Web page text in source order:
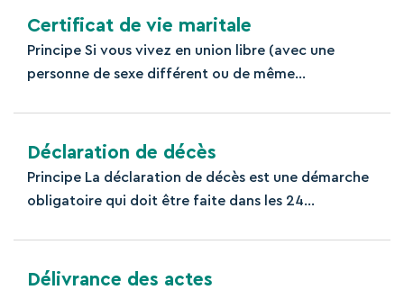
Certificat de vie maritale
Principe Si vous vivez en union libre (avec une
personne de sexe différent ou de même...
Déclaration de décès
Principe La déclaration de décès est une démarche
obligatoire qui doit être faite dans les 24...
Délivrance des actes